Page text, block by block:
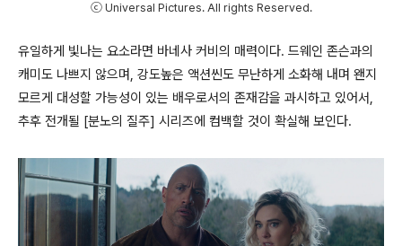
ⓒ Universal Pictures. All rights Reserved.
유일하게 빛나는 요소라면 바네사 커비의 매력이다. 드웨인 존슨과의
캐미도 나쁘지 않으며 , 강도높은 액션씬도 무난하게 소화해 내며 왠지
모르게 대성할 가능성이 있는 배우로서의 존재감을 과시하고 있어서,
추후 전개될 [분노의 질주] 시리즈에 컴백할 것이 확실해 보인다.